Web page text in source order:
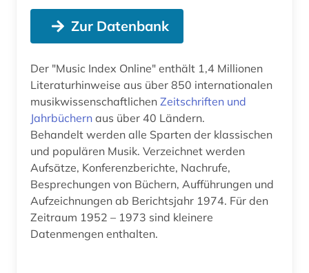
Zur Datenbank
Der "Music Index Online" enthält 1,4 Millionen
Literaturhinweise aus über 850 internationalen
musikwissenschaftlichen Zeitschriften und
Jahrbüchern aus über 40 Ländern.
Behandelt werden alle Sparten der klassischen
und populären Musik. Verzeichnet werden
Aufsätze, Konferenzberichte, Nachrufe,
Besprechungen von Büchern, Aufführungen und
Aufzeichnungen ab Berichtsjahr 1974. Für den
Zeitraum 1952 – 1973 sind kleinere
Datenmengen enthalten.